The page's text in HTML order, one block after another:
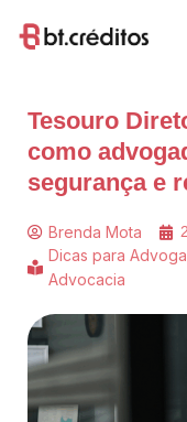
Tesouro
como
segurança e
Brenda Mota
Dicas para
Advocacia